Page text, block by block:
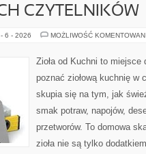
CZYTELNIKÓW
6 - 2026 MOŻLIWOŚĆ
Zioła od Kuchni to
poznać ziołową kuchnię w
skupia się na tym, jak
smak potraw, napojów,
przetworów. To domowa
zioła nie są tylko